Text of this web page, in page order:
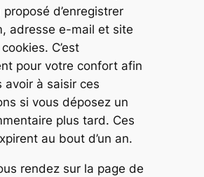
d’enregistrer
adresse e-mail et site
C’est
pour votre confort afin
avoir à saisir ces
si vous déposez un
plus tard. Ces
au bout d’un an.
rendez sur la page de